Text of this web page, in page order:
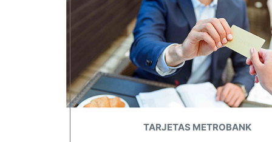
TARJETAS METROBANK